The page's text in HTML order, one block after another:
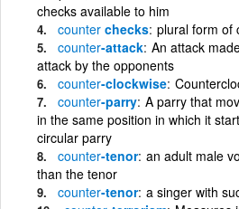
checks available to him
counter checks plural form of
counter-attack An attack
attack by the opponents
counter-clockwise
counter-parry A parry that
in the same position in which it
circular parry
counter-tenor an adult male
than the tenor
counter-tenor a singer with